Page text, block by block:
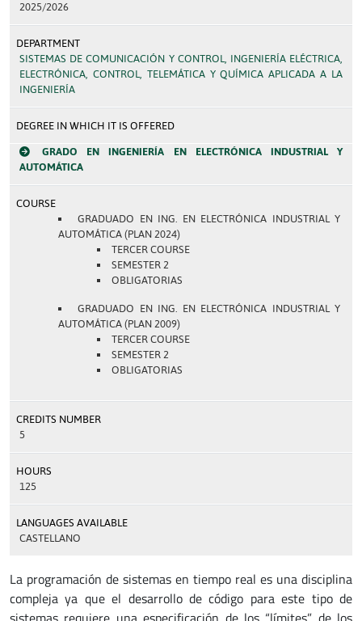
2025/2026
DEPARTMENT
SISTEMAS DE COMUNICACIÓN Y CONTROL, INGENIERÍA ELÉCTRICA,
ELECTRÓNICA, CONTROL, TELEMÁTICA Y QUÍMICA APLICADA A LA
INGENIERÍA
DEGREE IN WHICH IT IS OFFERED
GRADO EN INGENIERÍA EN ELECTRÓNICA INDUSTRIAL Y
AUTOMÁTICA
COURSE
GRADUADO EN ING. EN ELECTRÓNICA INDUSTRIAL Y
AUTOMÁTICA (PLAN 2024)
TERCER COURSE
SEMESTER 2
OBLIGATORIAS
GRADUADO EN ING. EN ELECTRÓNICA INDUSTRIAL Y
AUTOMÁTICA (PLAN 2009)
TERCER COURSE
SEMESTER 2
OBLIGATORIAS
CREDITS NUMBER
5
HOURS
125
LANGUAGES AVAILABLE
CASTELLANO
La programación de sistemas en tiempo real es una disciplina
compleja ya que el desarrollo de código para este tipo de